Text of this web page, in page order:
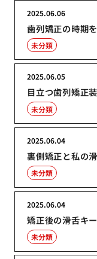
歯列矯正の時期
2025.06.06
未分類
目立つ歯列矯正
2025.06.05
未分類
裏側矯正と私の
2025.06.04
未分類
矯正後の滑舌キ
2025.06.04
未分類